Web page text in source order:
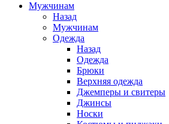
Мужчинам
Назад
Мужчинам
Одежда
Назад
Одежда
Брюки
Верхняя одежда
Джемперы и свитеры
Джинсы
Носки